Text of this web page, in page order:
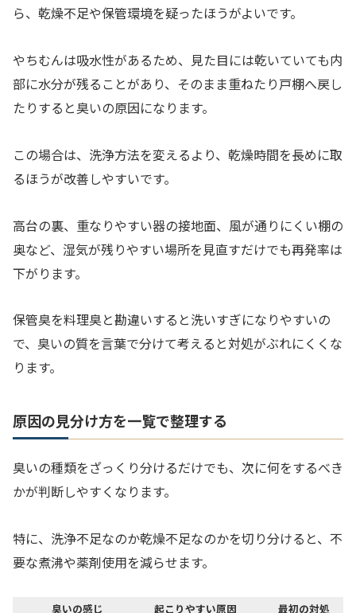
ら、乾燥不足や保管環境を疑ったほうがよいです。
やちむんは吸水性があるため、見た目には乾いていても内
部に水分が残ることがあり、そのまま重ねたり戸棚へ戻し
たりすると臭いの原因になります。
この場合は、洗浄方法を変えるより、乾燥時間を長めに取
るほうが改善しやすいです。
高台の裏、重なりやすい器の接地面、風が通りにくい棚の
奥など、湿気が残りやすい場所を見直すだけでも再発率は
下がります。
保管臭を料理臭と勘違いすると洗いすぎになりやすいの
で、臭いの質を言葉で分けて考えると対処がぶれにくくな
ります。
原因の見分け方を一覧で整理する
臭いの種類をざっくり分けるだけでも、次に何をするべき
かが判断しやすくなります。
特に、洗浄不足なのか乾燥不足なのかを切り分けると、不
要な煮沸や薬剤使用を減らせます。
臭いの感じ 起こりやすい原因 最初の対処